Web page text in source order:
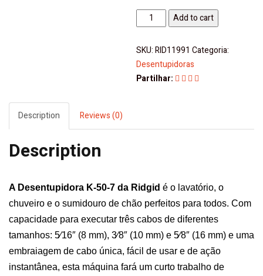
Desentupidora
K-
50-
7
quantity
Add to cart
SKU:RID11991 Categoria:
Desentupidoras
Partilhar:
Description Reviews (0)
Description
A Desentupidora K-50-7 da Ridgid é o lavatório, o
chuveiro e o sumidouro de chão perfeitos para todos. Com
capacidade para executar três cabos de diferentes
tamanhos: 5⁄16″ (8 mm), 3⁄8″ (10 mm) e 5⁄8″ (16 mm) e uma
embraiagem de cabo única, fácil de usar e de ação
instantânea, esta máquina fará um curto trabalho de